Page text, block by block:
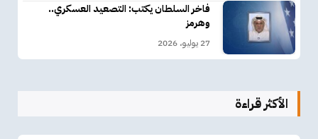
فاخر السلطان يكتب: التصعيد العسكري..
وهرمز
27 يوليو، 2026
الأكثر قراءة